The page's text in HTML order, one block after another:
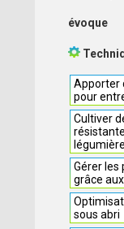
évoque
Apporter
pour
Cultiver
Gérer les
grâce
sous abri